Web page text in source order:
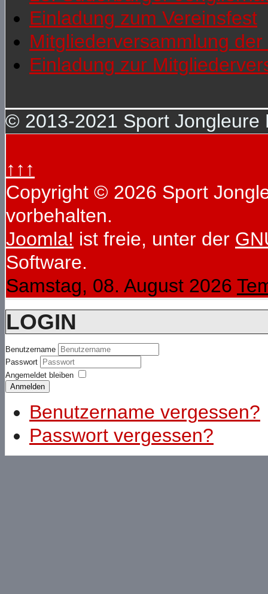
Einladung zum Vereinsfest
Mitgliederversammlung
Einladung zur
© 2013-2021 Sport Jongleure
↑↑↑
Copyright © 2026 Sport
vorbehalten.
Joomla! ist freie, unter der
Software.
Samstag, 08. August 2026
LOGIN
Benutzername
Passwort
Angemeldet bleiben
Anmelden
Benutzername vergessen?
Passwort vergessen?